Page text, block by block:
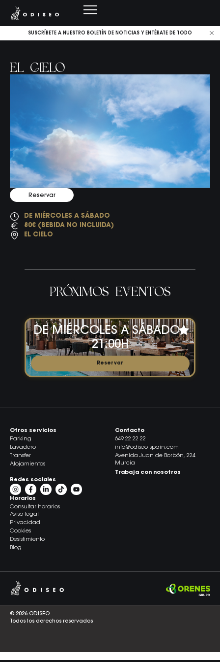
SUSCRÍBETE A NUESTRO BOLETÍN DE NOTICIAS Y ENTÉRATE DE TODO
EL CIELO
Reservar
DE MIÉRCOLES A SÁBADO
80€ (BEBIDA NO INCLUIDA)
EL CIELO
PRÓXIMOS EVENTOS
DE MIÉRCOLES A SÁBADO ·
21:00H
Reservar
Otros servicios
Parking
Lavadero
Transfer
Alojamientos
Contacto
649 22 22 22
info@odiseo-spain.com
Avenida Juan de Borbón, 224
Murcia
Trabaja con nosotros
Redes sociales
Horarios
Consultar horarios
Aviso legal
Privacidad
Cookies
Desistimiento
Blog
© 2026 ODISEO
Todos los derechos reservados